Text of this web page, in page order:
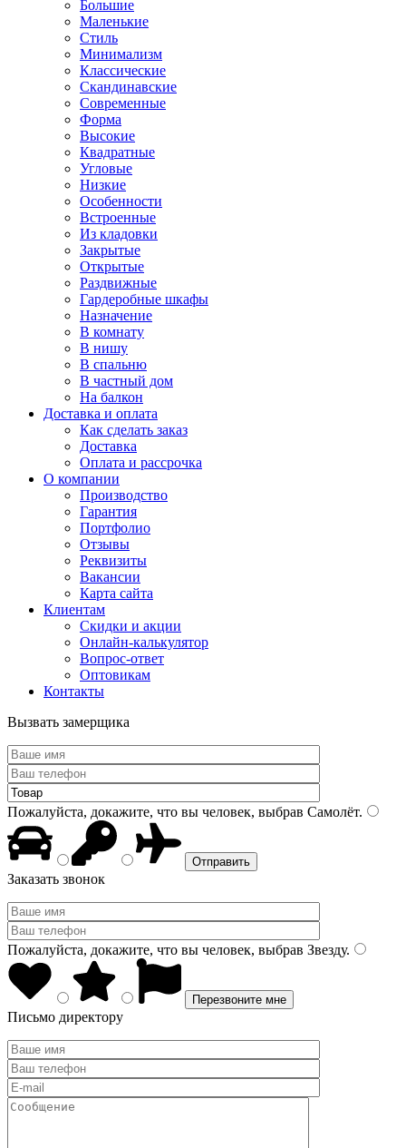
Большие
Маленькие
Стиль
Минимализм
Классические
Скандинавские
Современные
Форма
Высокие
Квадратные
Угловые
Низкие
Особенности
Встроенные
Из кладовки
Закрытые
Открытые
Раздвижные
Гардеробные шкафы
Назначение
В комнату
В нишу
В спальню
В частный дом
На балкон
Доставка и оплата
Как сделать заказ
Доставка
Оплата и рассрочка
О компании
Производство
Гарантия
Портфолио
Отзывы
Реквизиты
Вакансии
Карта сайта
Клиентам
Скидки и акции
Онлайн-калькулятор
Вопрос-ответ
Оптовикам
Контакты
Вызвать замерщика
Пожалуйста, докажите, что вы человек, выбрав Самолёт.
Заказать звонок
Пожалуйста, докажите, что вы человек, выбрав Звезду.
Письмо директору